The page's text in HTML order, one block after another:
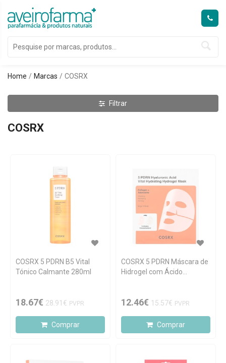
Home Marcas COSRX
Filtrar
COSRX
COSRX 5 PDRN B5 Vital
Tónico Calmante 280ml
18.67€ 28.91€ PVPR
Comprar
COSRX 5 PDRN Máscara de
Hidrogel com Ácido
12.46€ 15.57€ PVPR
Comprar